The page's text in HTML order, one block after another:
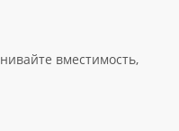
вместимость,